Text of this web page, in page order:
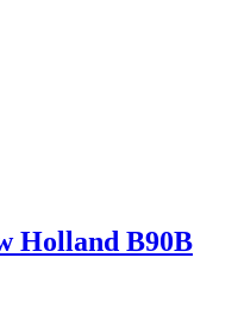
Holland B90B